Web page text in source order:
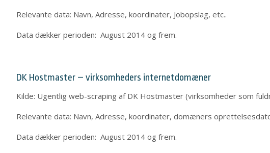
Relevante data: Navn, Adresse, koordinater, Jobopslag, etc..
Data dækker perioden: August 2014 og frem.
DK Hostmaster – virksomheders internetdomæner
Kilde: Ugentlig web-scraping af DK Hostmaster (virksomheder som
Relevante data: Navn, Adresse, koordinater, domæners
Data dækker perioden: August 2014 og frem.